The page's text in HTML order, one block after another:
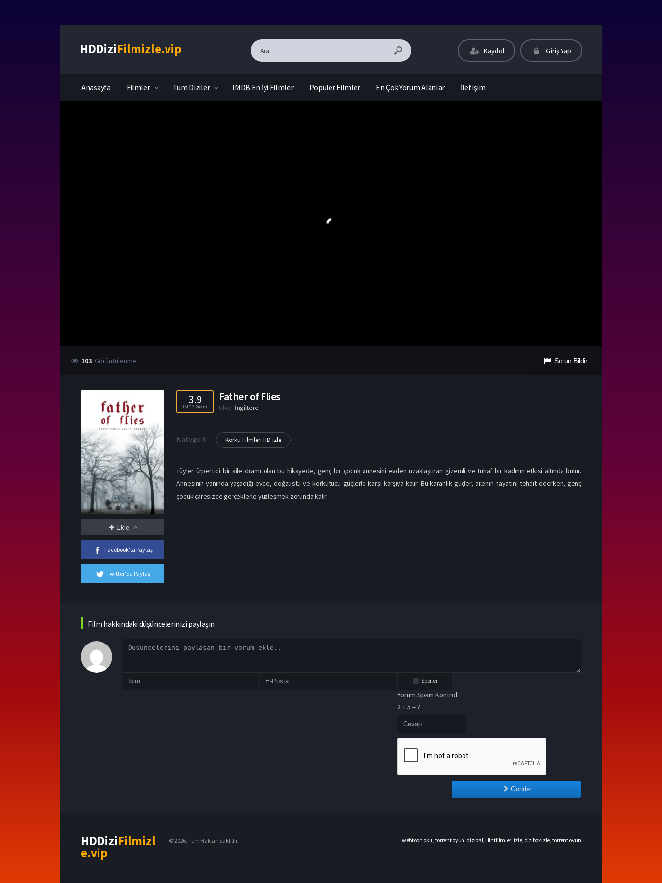
HDDiziFilmizle.vip Kaydol Giriş Yap
Anasayfa Filmler Tüm Diziler IMDB En İyi Filmler Popüler Filmler En Çok Yorum Alanlar İletişim
103 Görüntülenme Sorun Bildir
Ekle
Facebook'ta Paylaş
Twitter'da Paylaş
3.9
IMDB Puanı
Father of Flies
Ülke İngiltere
Kategori Korku Filmleri HD izle
Tüyler ürpertici bir aile dramı olan bu hikayede, genç bir çocuk annesini evden uzaklaştıran gizemli ve tuhaf bir kadının etkisi altında bulur.
Annesinin yanında yaşadığı evde, doğaüstü ve korkutucu güçlerle karşı karşıya kalır. Bu karanlık güçler, ailenin hayatını tehdit ederken, genç
çocuk çaresizce gerçeklerle yüzleşmek zorunda kalır.
Film hakkındaki düşüncelerinizi paylaşın
Spoiler
Yorum Spam Kontrol:
2 + 5 = ?
Gönder
HDDiziFilmizl
e.vip
© 2026, Tüm Hakları Saklıdır. webtoon oku torrent oyun dizipal Hint filmleri izle, dizibox izle torrent oyun